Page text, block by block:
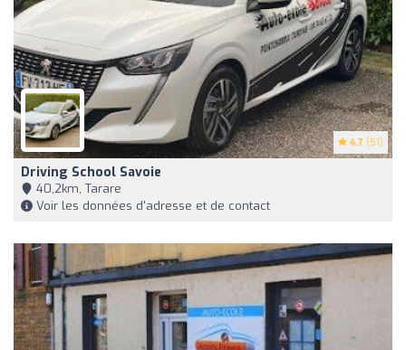
4.7 (51)
Driving School Savoie
40,2km, Tarare
Voir les données d'adresse et de contact